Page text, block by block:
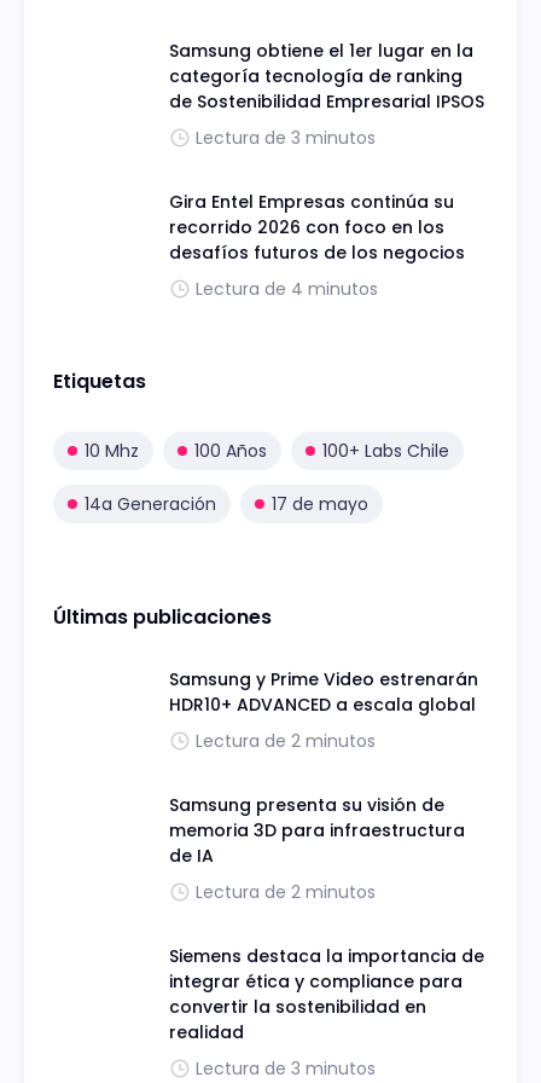
Samsung obtiene el 1er lugar en la
categoría tecnología de ranking
de Sostenibilidad Empresarial IPSOS
Lectura de 3 minutos
Gira Entel Empresas continúa su
recorrido 2026 con foco en los
desafíos futuros de los negocios
Lectura de 4 minutos
Etiquetas
10 Mhz 100 Años 100+ Labs Chile
14a Generación 17 de mayo
Últimas publicaciones
Samsung y Prime Video estrenarán
HDR10+ ADVANCED a escala global
Lectura de 2 minutos
Samsung presenta su visión de
memoria 3D para infraestructura
de IA
Lectura de 2 minutos
Siemens destaca la importancia de
integrar ética y compliance para
convertir la sostenibilidad en
realidad
Lectura de 3 minutos